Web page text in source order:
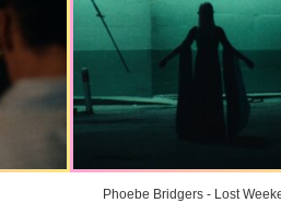
Phoebe Bridgers - Lost